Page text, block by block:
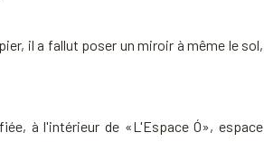
il a fallut poser un miroir à même le sol,
à l'intérieur de «L'Espace Ó», espace